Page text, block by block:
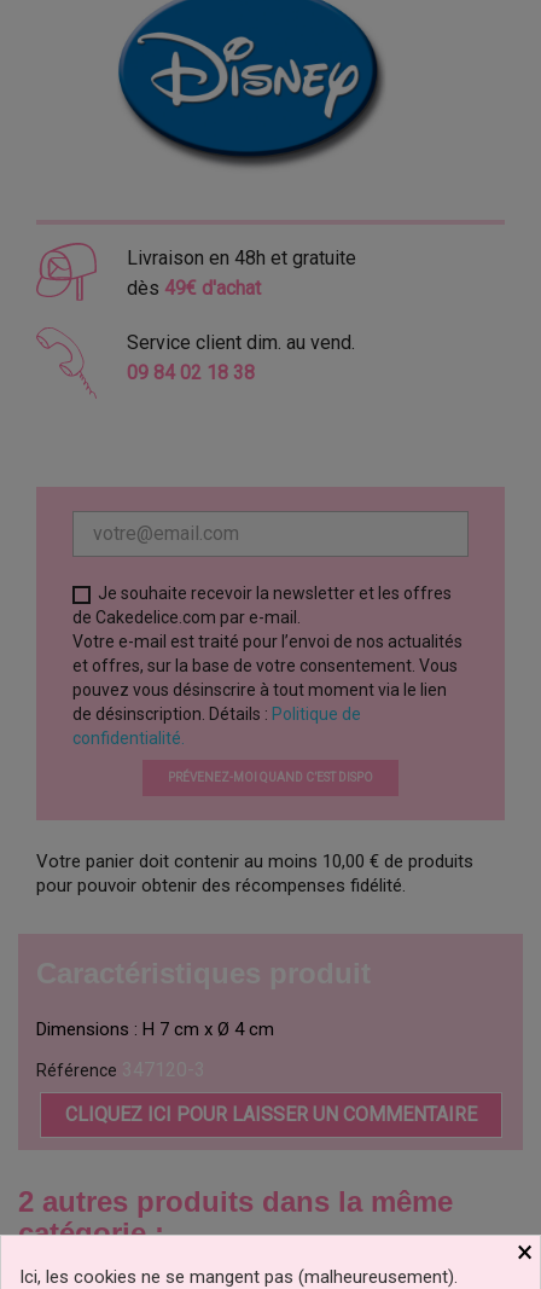
Livraison en 48h et gratuite
dès 49€ d'achat
Service client dim. au vend.
09 84 02 18 38
Je souhaite recevoir la newsletter et les offres
de Cakedelice.com par e-mail.
Votre e-mail est traité pour l’envoi de nos actualités
et offres, sur la base de votre consentement. Vous
pouvez vous désinscrire à tout moment via le lien
de désinscription. Détails : Politique de
confidentialité.
PRÉVENEZ-MOI QUAND C’EST DISPO
Votre panier doit contenir au moins 10,00 € de produits
pour pouvoir obtenir des récompenses fidélité.
Dimensions : H 7 cm x Ø 4 cm
Référence
CLIQUEZ ICI POUR LAISSER UN COMMENTAIRE
2 autres produits dans la même
catégorie :
×
Ici, les cookies ne se mangent pas (malheureusement).